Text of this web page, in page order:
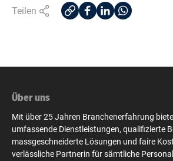
Teilen
Über uns
Mit über 25 Jahren Branchenerfahrung
umfassende Dienstleistungen, qualifizierte
massgeschneiderte Lösungen und faire
verlässliche Partnerin für sämtliche